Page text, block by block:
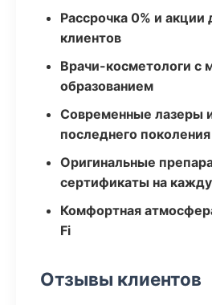
Рассрочка 0% и акции
клиентов
Врачи-косметологи с
образованием
Современные лазеры
последнего поколения
Оригинальные
сертификаты на
Комфортная
Fi
Отзывы клиентов